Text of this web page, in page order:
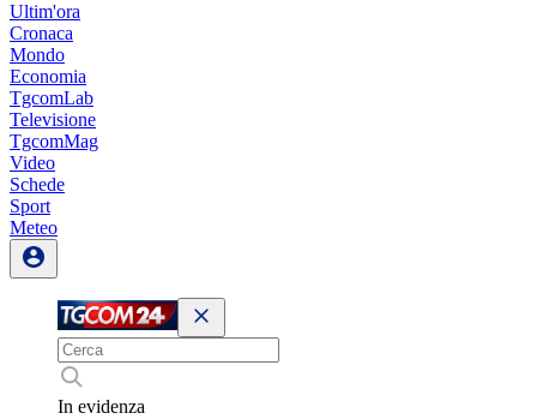
Ultim'ora
Cronaca
Mondo
Economia
TgcomLab
Televisione
TgcomMag
Video
Schede
Sport
Meteo
In evidenza